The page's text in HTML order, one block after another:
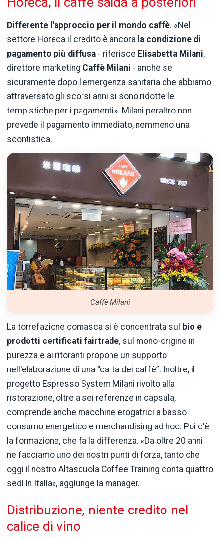
Differente l'approccio per il mondo caffè. «Nel
settore Horeca il credito è ancora la condizione di
pagamento più diffusa - riferisce Elisabetta Milani,
direttore marketing Caffè Milani - anche se
sicuramente dopo l'emergenza sanitaria che abbiamo
attraversato gli scorsi anni si sono ridotte le
tempistiche per i pagamenti». Milani peraltro non
prevede il pagamento immediato, nemmeno una
scontistica.
Caffè Milani
La torrefazione comasca si è concentrata sul bio e
prodotti certificati fairtrade, sul mono-origine in
purezza e ai ritoranti propone un supporto
nell'elaborazione di una “carta dei caffè”. Inoltre, il
progetto Espresso System Milani rivolto alla
ristorazione, oltre a sei referenze in capsula,
comprende anche macchine erogatrici a basso
consumo energetico e merchandising ad hoc. Poi c'è
la formazione, che fa la differenza. «Da oltre 20 anni
ne facciamo uno dei nostri punti di forza, tanto che
oggi il nostro Altascuola Coffee Training conta quattro
sedi in Italia», aggiunge la manager.
Distribuzione, niente credito nel
calice di vino